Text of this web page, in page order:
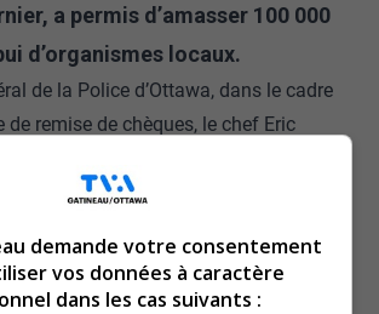
a permis d’amasser 100 000
d’organismes locaux.
de la Police d’Ottawa, dans le cadre
de remise de chèques, le chef Eric
jeunes Dave Smith
à appuyer des programmes et
demande votre consentement
vos données à caractère
dans les cas suivants :